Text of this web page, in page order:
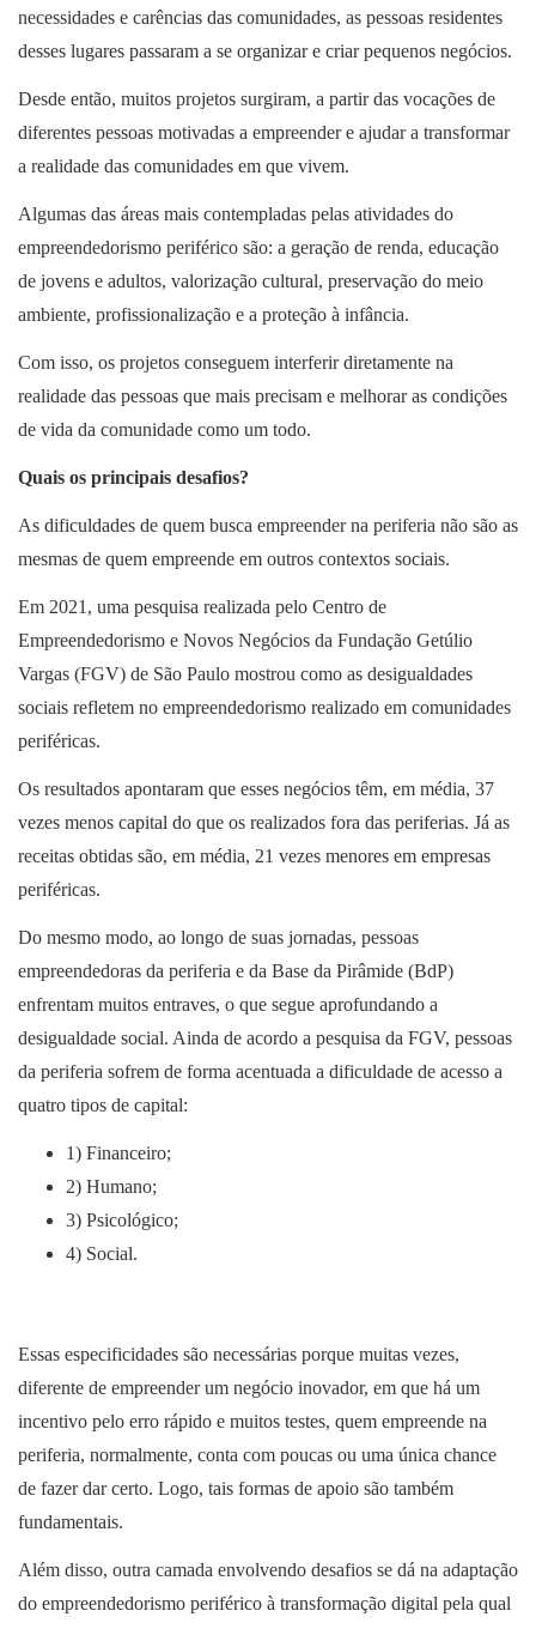
necessidades e carências das comunidades, as pessoas residentes
desses lugares passaram a se organizar e criar pequenos negócios.
Desde então, muitos projetos surgiram, a partir das vocações de
diferentes pessoas motivadas a empreender e ajudar a transformar
a realidade das comunidades em que vivem.
Algumas das áreas mais contempladas pelas atividades do
empreendedorismo periférico são: a geração de renda, educação
de jovens e adultos, valorização cultural, preservação do meio
ambiente, profissionalização e a proteção à infância.
Com isso, os projetos conseguem interferir diretamente na
realidade das pessoas que mais precisam e melhorar as condições
de vida da comunidade como um todo.
Quais os principais desafios?
As dificuldades de quem busca empreender na periferia não são as
mesmas de quem empreende em outros contextos sociais.
Em 2021, uma pesquisa realizada pelo Centro de
Empreendedorismo e Novos Negócios da Fundação Getúlio
Vargas (FGV) de São Paulo mostrou como as desigualdades
sociais refletem no empreendedorismo realizado em comunidades
periféricas.
Os resultados apontaram que esses negócios têm, em média, 37
vezes menos capital do que os realizados fora das periferias. Já as
receitas obtidas são, em média, 21 vezes menores em empresas
periféricas.
Do mesmo modo, ao longo de suas jornadas, pessoas
empreendedoras da periferia e da Base da Pirâmide (BdP)
enfrentam muitos entraves, o que segue aprofundando a
desigualdade social. Ainda de acordo a pesquisa da FGV, pessoas
da periferia sofrem de forma acentuada a dificuldade de acesso a
quatro tipos de capital:
1) Financeiro;
2) Humano;
3) Psicológico;
4) Social.
Essas especificidades são necessárias porque muitas vezes,
diferente de empreender um negócio inovador, em que há um
incentivo pelo erro rápido e muitos testes, quem empreende na
periferia, normalmente, conta com poucas ou uma única chance
de fazer dar certo. Logo, tais formas de apoio são também
fundamentais.
Além disso, outra camada envolvendo desafios se dá na adaptação
do empreendedorismo periférico à transformação digital pela qual